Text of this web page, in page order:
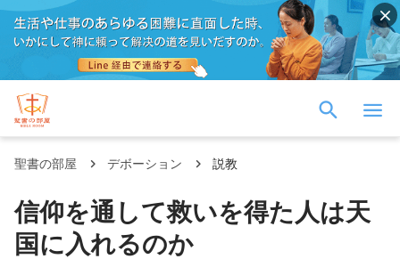
聖書の部屋 デボーション 説教
信仰を通して救いを得た人は天
国に入れるのか